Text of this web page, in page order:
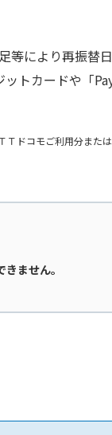
等により再振替
トカードや「
ドコモご利用分また
ません。